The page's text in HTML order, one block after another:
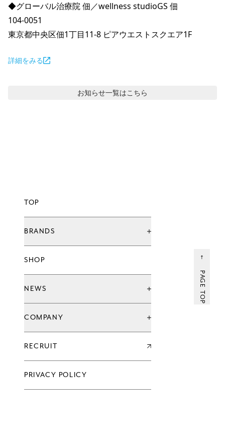
◆グローバル治療院 佃／wellness studioGS 佃
104-0051
東京都中央区佃1丁目11-8 ピアウエストスクエア1F
詳細をみる
お知らせ一覧はこちら
TOP
BRANDS
ブランド一覧
グローバル治療院ブランド
てもみんブランド
ウェルネススタジオ
SHOP
NEWS
お知らせ
キャンペーン
新店情報
COMPANY
会社情報一覧
企業理念
代表メッセージ
沿革
RECRUIT
PRIVACY POLICY
PAGE TOP